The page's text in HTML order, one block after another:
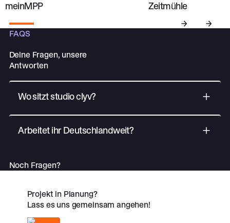
meinMPP Zeitmühle
FAQS
Deine Fragen, unsere
Antworten
Wo sitzt studio clyv?
Arbeitet ihr Deutschlandweit?
Noch Fragen?
Projekt in Planung?
Lass es uns gemeinsam angehen!